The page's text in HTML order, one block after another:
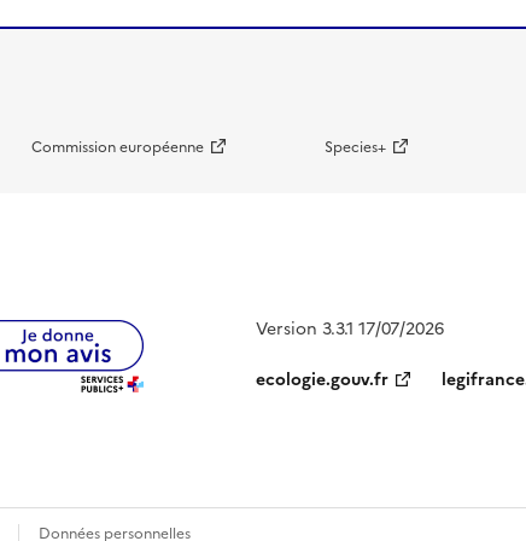
Commission européenne Species+
Version 3.3.1 17/07/2026
ecologie.gouv.fr
Données personnelles